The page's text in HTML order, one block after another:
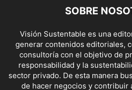
SOBRE
Visión Sustentable es una
generar contenidos editoriales,
consultoría con el objetivo de
responsabilidad y la
sector privado. De esta manera
de hacer negocios y contribuir